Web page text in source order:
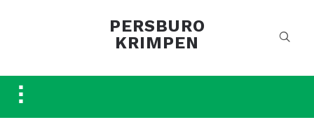
PERSBURO
KRIMPEN
Toggle
sidebar